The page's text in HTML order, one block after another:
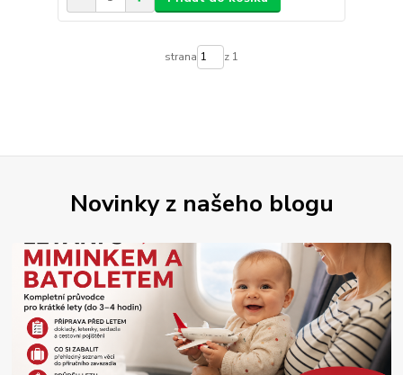
strana z 1
Novinky z našeho blogu